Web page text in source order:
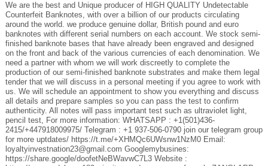
We are the best and Unique producer of HIGH QUALITY Undetectable
Counterfeit Banknotes, with over a billion of our products circulating
around the world. we produce genuine dollar, British pound and euro
banknotes with different serial numbers on each account. We stock semi-
finished banknote bases that have already been engraved and designed
on the front and back of the various currencies of each denomination. We
need a partner with whom we will work discreetly to complete the
production of our semi-finished banknote substrates and make them legal
tender that we will discuss in a personal meeting if you agree to work with
us. We will schedule an appointment to show you everything and discuss
all details and prepare samples so you can pass the test to confirm
authenticity. All notes will pass important test such as ultraviolet light,
pencil test, For more information: WHATSAPP : +1(501)436-
2415/+447918009975/ Telegram : +1 937-506-0790 join our telegram group
for more uptdates/ https://t.me/+XHMQc6UWsnw1NzM0 Email:
loyaltyinvestnation23@gmail.com Googlemybusines:
https://share.google/doofetNeBWavwC7L3 Website :